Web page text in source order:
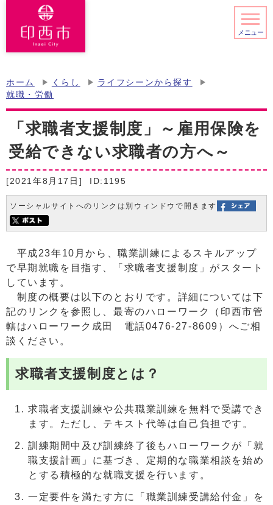
メニュー
ホーム くらし
ライフシーンから探す
就職・労働
「求職者支援制度」～雇用保険を
受給できない求職者の方へ～
[2021年8月17日] ID:1195
ソーシャルサイトへのリンクは別ウィンドウで開きます
平成23年10月から、職業訓練によるスキルアップ
で早期就職を目指す、「求職者支援制度」がスタート
しています。
制度の概要は以下のとおりです。詳細については下
記のリンクを参照し、最寄のハローワーク（印西市管
轄はハローワーク成田 電話0476-27-8609）へご相
談ください。
求職者支援制度とは？
求職者支援訓練や公共職業訓練を無料で受講でき
ます。ただし、テキスト代等は自己負担です。
訓練期間中及び訓練終了後もハローワークが「就
職支援計画」に基づき、定期的な職業相談を始め
とする積極的な就職支援を行います。
一定要件を満たす方に「職業訓練受講給付金」を